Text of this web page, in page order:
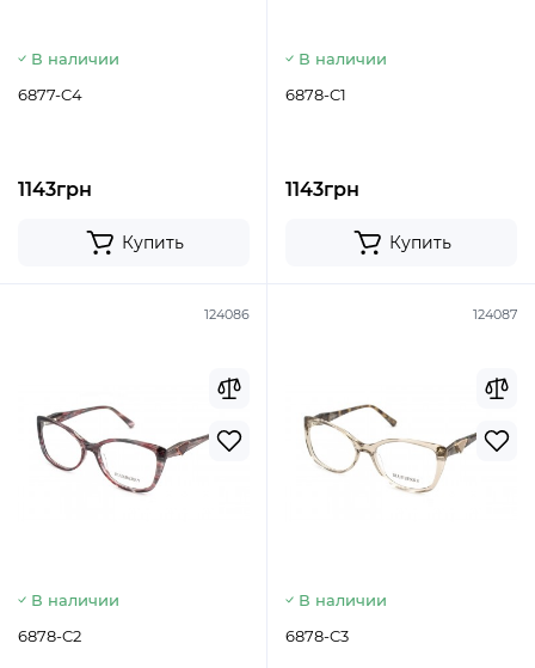
В наличии
6877-C4
1143грн
Купить
В наличии
6878-C1
1143грн
Купить
124086
В наличии
6878-C2
124087
В наличии
6878-C3